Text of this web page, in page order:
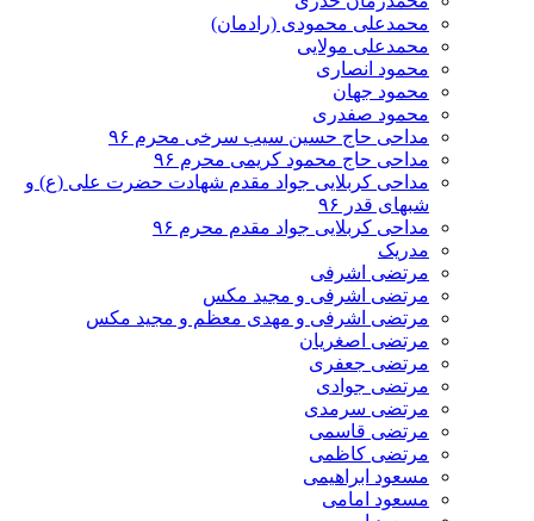
محمدعلی محمودی (رادمان)
محمدعلی مولایی
محمود انصاری
محمود جهان
محمود صفدری
مداحی حاج حسین سیب سرخی محرم ۹۶
مداحی حاج محمود کریمی محرم ۹۶
مداحی کربلایی جواد مقدم شهادت حضرت علی (ع) و
شبهای قدر ۹۶
مداحی کربلایی جواد مقدم محرم ۹۶
مدریک
مرتضی اشرفی
مرتضی اشرفی و مجید مکس
مرتضی اشرفی و مهدی معظم و مجید مکس
مرتضی اصغریان
مرتضی جعفری
مرتضی جوادی
مرتضی سرمدی
مرتضی قاسمی
مرتضی کاظمی
مسعود ابراهیمی
مسعود امامی